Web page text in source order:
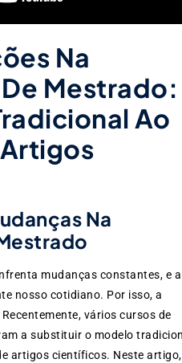
Na
Mestrado:
Ao
Na
mudanças constantes, e a
nosso cotidiano. Por isso, a
vários cursos de
a substituir o modelo
artigos científicos. Neste artigo,